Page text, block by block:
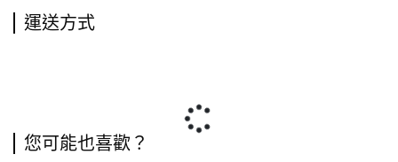
運送方式
您可能也喜歡？